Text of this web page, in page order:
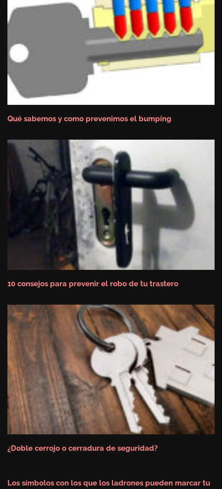
Qué sabemos y como prevenimos el bumping
10 consejos para prevenir el robo de tu trastero
¿Doble cerrojo o cerradura de seguridad?
Los símbolos con los que los ladrones pueden marcar tu